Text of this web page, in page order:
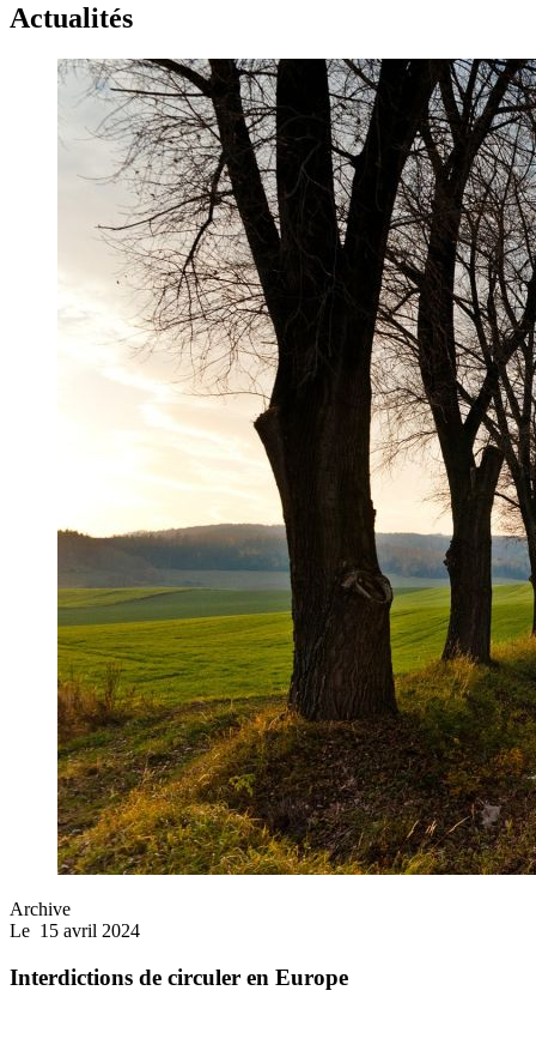
Actualités
Archive
Le 15 avril 2024
Interdictions de circuler en Europe